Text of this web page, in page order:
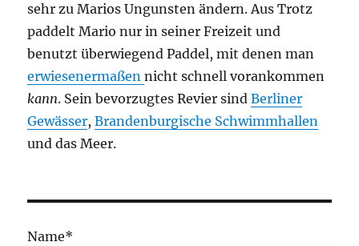
sehr zu Marios Ungunsten ändern. Aus Trotz
paddelt Mario nur in seiner Freizeit und
benutzt überwiegend Paddel, mit denen man
erwiesenermaßennicht schnell vorankommen
kann. Sein bevorzugtes Revier sindBerliner
Gewässer,Brandenburgische Schwimmhallen
und das Meer.
Name*